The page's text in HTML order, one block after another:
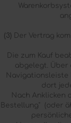
(3) Der Vertrag
Die zum Kauf
abgelegt. Über
Navigationsleiste
dort
Nach Anklicken
Bestellung"
(oder